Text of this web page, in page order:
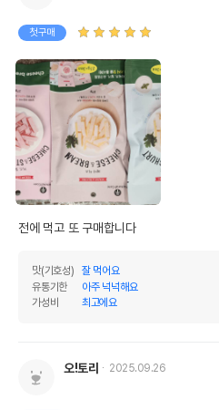
첫구매
전에 먹고 또 구매합니다
맛(기호성)
잘 먹어요
유통기한
아주 넉넉해요
가성비
최고에요
오!토리 2025.09.26